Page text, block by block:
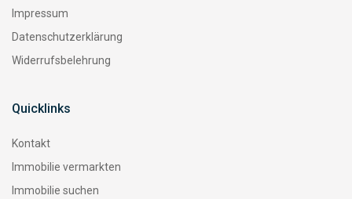
Impressum
Datenschutzerklärung
Widerrufsbelehrung
Quicklinks
Kontakt
Immobilie vermarkten
Immobilie suchen